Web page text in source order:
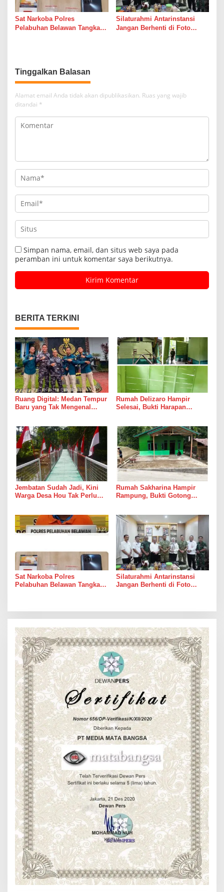
Sat Narkoba Polres
Pelabuhan Belawan Tangkap
Silaturahmi Antarinstansi
Jangan Berhenti di Foto
Tinggalkan Balasan
Alamat email Anda tidak akan dipublikasikan. Ruas yang wajib
ditandai *
Simpan nama, email, dan situs web saya pada
peramban ini untuk komentar saya berikutnya.
BERITA TERKINI
Ruang Digital: Medan Tempur
Baru yang Tak Mengenal
Rumah Delizaro Hampir
Selesai, Bukti Harapan
Jembatan Sudah Jadi, Kini
Warga Desa Hou Tak Perlu
Rumah Sakharina Hampir
Rampung, Bukti Gotong
Sat Narkoba Polres
Pelabuhan Belawan Tangkap
Silaturahmi Antarinstansi
Jangan Berhenti di Foto